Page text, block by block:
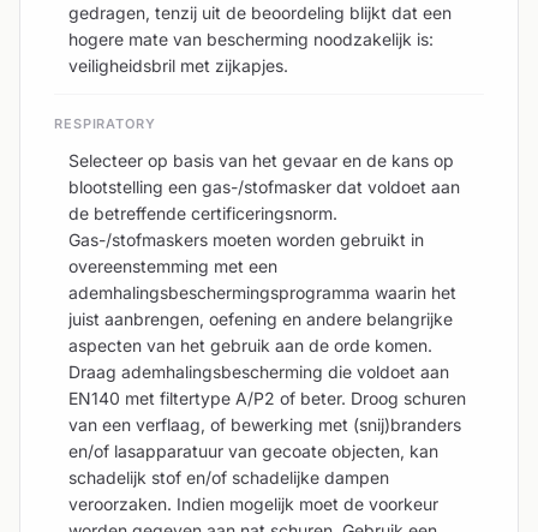
gedragen, tenzij uit de beoordeling blijkt dat een
hogere mate van bescherming noodzakelijk is:
veiligheidsbril met zijkapjes.
RESPIRATORY
Selecteer op basis van het gevaar en de kans op
blootstelling een gas-/stofmasker dat voldoet aan
de betreffende certificeringsnorm.
Gas-/stofmaskers moeten worden gebruikt in
overeenstemming met een
ademhalingsbeschermingsprogramma waarin het
juist aanbrengen, oefening en andere belangrijke
aspecten van het gebruik aan de orde komen.
Draag ademhalingsbescherming die voldoet aan
EN140 met filtertype A/P2 of beter. Droog schuren
van een verflaag, of bewerking met (snij)branders
en/of lasapparatuur van gecoate objecten, kan
schadelijk stof en/of schadelijke dampen
veroorzaken. Indien mogelijk moet de voorkeur